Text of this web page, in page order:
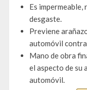
Es
desgaste.
Previene
automóvil
Mano de obra
el aspecto de su
automóvil.